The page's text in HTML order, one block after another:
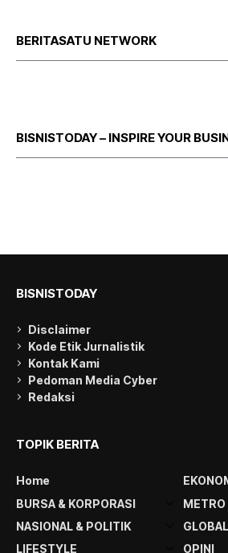
BERITASATU NETWORK
BISNISTODAY – INSPIRE YOUR
BISNISTODAY
Disclaimer
Kode Etik Jurnalistik
Kontak Kami
Pedoman Media Cyber
Redaksi
TOPIK BERITA
Home
BURSA & KORPORASI
METRO
NASIONAL & POLITIK
GLOBAL
LIFESTYLE
OPINI